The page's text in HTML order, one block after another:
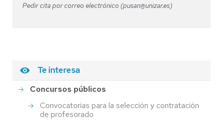
Pedir cita por correo electrónico (pusan@unizar.es)
Te interesa
Concursos públicos
Convocatorias para la selección y contratación
de profesorado